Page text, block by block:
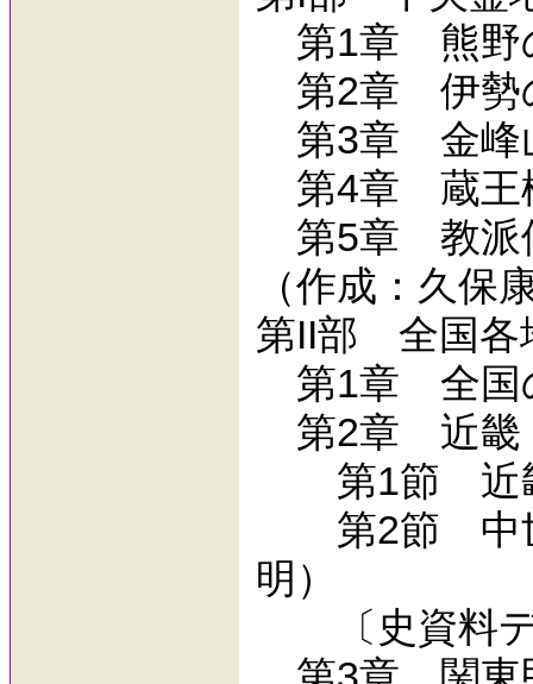
第1章 熊野
第2章 伊勢
第3章 金峰
第4章 蔵王
第5章 教派
（作成：久保
第II部 全国各
第1章 全国
第2章 近畿
第1節 近畿
第2節 中世
明）
〔史資料デ